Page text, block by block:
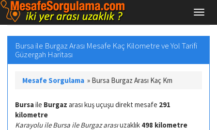
Bursa ile Burgaz Arası Mesafe Kaç Kilometre ve Yol Tarifi
Güzergah Haritası
Mesafe Sorgulama » Bursa Burgaz Arası Kaç Km
Bursaile Burgaz arası kuş uçuşu direkt mesafe 291
kilometre
Karayolu ile Bursa ile Burgaz arasıuzaklık 498 kilometre